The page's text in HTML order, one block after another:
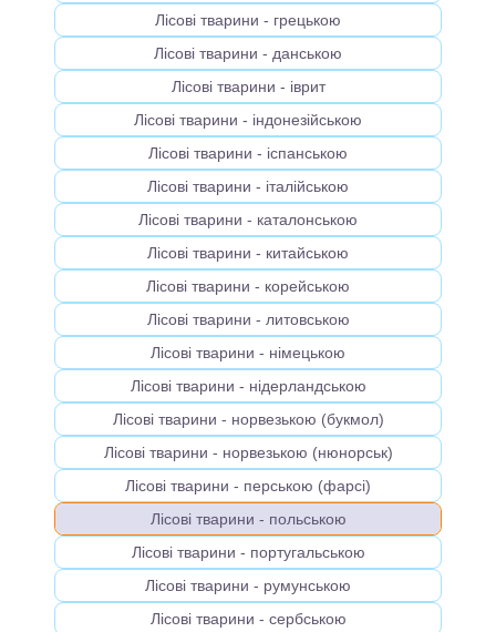
Лісові тварини - грецькою
Лісові тварини - данською
Лісові тварини - іврит
Лісові тварини - індонезійською
Лісові тварини - іспанською
Лісові тварини - італійською
Лісові тварини - каталонською
Лісові тварини - китайською
Лісові тварини - корейською
Лісові тварини - литовською
Лісові тварини - німецькою
Лісові тварини - нідерландською
Лісові тварини - норвезькою (букмол)
Лісові тварини - норвезькою (нюнорськ)
Лісові тварини - перською (фарсі)
Лісові тварини - польською
Лісові тварини - португальською
Лісові тварини - румунською
Лісові тварини - сербською